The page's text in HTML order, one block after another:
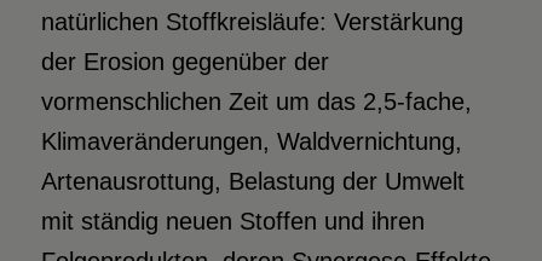
natürlichen Stoffkreisläufe: Verstärkung
der Erosion gegenüber der
vormenschlichen Zeit um das 2,5-fache,
Klimaveränderungen, Waldvernichtung,
Artenausrottung, Belastung der Umwelt
mit ständig neuen Stoffen und ihren